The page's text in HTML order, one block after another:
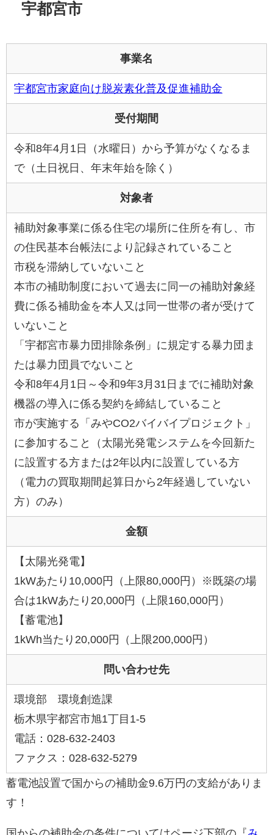
宇都宮市
事業名
宇都宮市家庭向け脱炭素化普及促進補助金
受付期間
令和8年4月1日（水曜日）から予算がなくなるま
で（土日祝日、年末年始を除く）
対象者
補助対象事業に係る住宅の場所に住所を有し、市
の住民基本台帳法により記録されていること
市税を滞納していないこと
本市の補助制度において過去に同一の補助対象経
費に係る補助金を本人又は同一世帯の者が受けて
いないこと
「宇都宮市暴力団排除条例」に規定する暴力団ま
たは暴力団員でないこと
令和8年4月1日～令和9年3月31日までに補助対象
機器の導入に係る契約を締結していること
市が実施する「みやCO2バイバイプロジェクト」
に参加すること（太陽光発電システムを今回新た
に設置する方または2年以内に設置している方
（電力の買取期間起算日から2年経過していない
方）のみ）
金額
【太陽光発電】
1kWあたり10,000円（上限80,000円）※既築の場
合は1kWあたり20,000円（上限160,000円）
【蓄電池】
1kWh当たり20,000円（上限200,000円）
問い合わせ先
環境部 環境創造課
栃木県宇都宮市旭1丁目1-5
電話：028-632-2403
ファクス：028-632-5279
蓄電池設置で国からの補助金9.6万円の支給がありま
す！